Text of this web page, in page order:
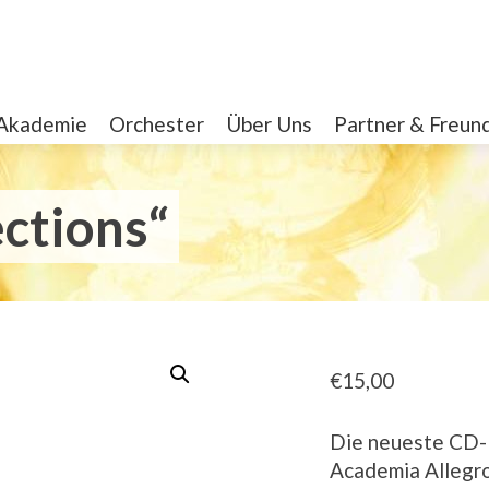
Orchester Über Uns Partner &
€15,00
Die neueste
Academia